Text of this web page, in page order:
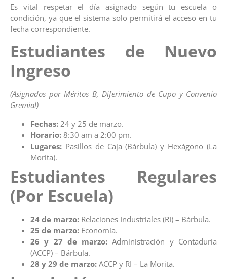
Es vital respetar el día asignado según tu escuela o
condición, ya que el sistema solo permitirá el acceso en tu
fecha correspondiente.
Estudiantes de Nuevo
Ingreso
(Asignados por Méritos B, Diferimiento de Cupo y Convenio
Gremial)
Fechas: 24 y 25 de marzo.
Horario: 8:30 am a 2:00 pm.
Lugares: Pasillos de Caja (Bárbula) y Hexágono (La
Morita).
Estudiantes Regulares
(Por Escuela)
24 de marzo: Relaciones Industriales (RI) – Bárbula.
25 de marzo: Economía.
26 y 27 de marzo: Administración y Contaduría
(ACCP) – Bárbula.
28 y 29 de marzo: ACCP y RI – La Morita.